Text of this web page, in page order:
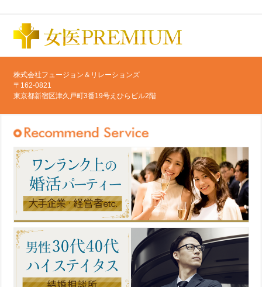
株式会社フュージョン＆リレーションズ
〒162-0821
東京都新宿区津久戸町3番19号えひらビル2階